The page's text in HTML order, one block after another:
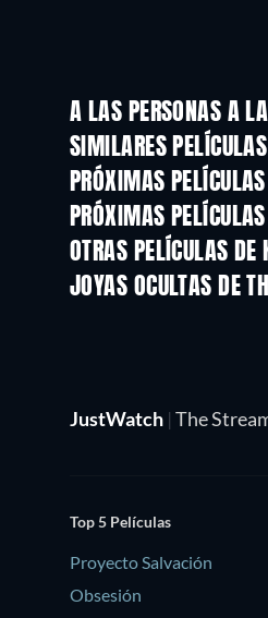
A LAS PERSONAS A
SIMILARES
PRÓXIMAS
PRÓXIMAS
OTRAS PELÍCULAS
JOYAS OCULTAS DE
JustWatch | The
Top 5 Películas
Proyecto Salvación
Obsesión